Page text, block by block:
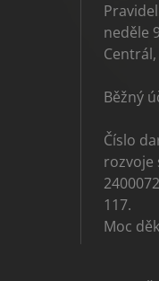
neděle
Běžný
Číslo
rozvoje
117.
Moc